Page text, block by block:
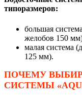
типоразмеров:
большая
желобов 150
малая система
125 мм).
ПОЧЕМУ
СИСТЕМЫ